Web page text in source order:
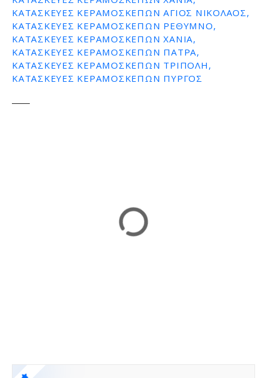
ΚΑΤΑΣΚΕΥΕΣ ΚΕΡΑΜΟΣΚΕΠΩΝ ΑΓΙΟΣ ΝΙΚΟΛΑΟΣ,
ΚΑΤΑΣΚΕΥΕΣ ΚΕΡΑΜΟΣΚΕΠΩΝ ΡΕΘΥΜΝΟ,
ΚΑΤΑΣΚΕΥΕΣ ΚΕΡΑΜΟΣΚΕΠΩΝ ΧΑΝΙΑ,
ΚΑΤΑΣΚΕΥΕΣ ΚΕΡΑΜΟΣΚΕΠΩΝ ΠΑΤΡΑ,
ΚΑΤΑΣΚΕΥΕΣ ΚΕΡΑΜΟΣΚΕΠΩΝ ΤΡΙΠΟΛΗ,
ΚΑΤΑΣΚΕΥΕΣ ΚΕΡΑΜΟΣΚΕΠΩΝ ΠΥΡΓΟΣ